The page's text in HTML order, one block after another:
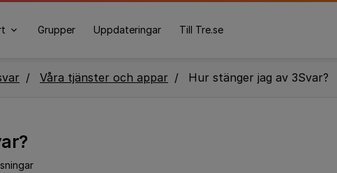
Grupper Uppdateringar Till Tre.se
Våra tjänster och appar Hur stänger jag av 3Svar?